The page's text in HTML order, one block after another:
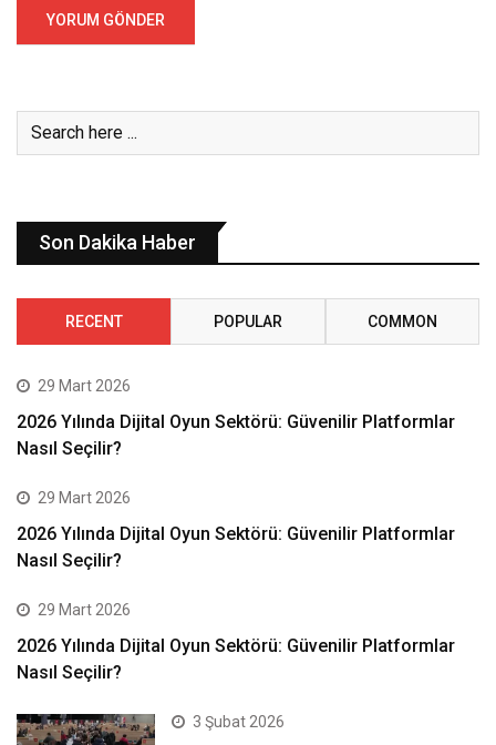
Son Dakika Haber
RECENT POPULAR COMMON
29 Mart 2026
2026 Yılında Dijital Oyun Sektörü: Güvenilir Platformlar
Nasıl Seçilir?
29 Mart 2026
2026 Yılında Dijital Oyun Sektörü: Güvenilir Platformlar
Nasıl Seçilir?
29 Mart 2026
2026 Yılında Dijital Oyun Sektörü: Güvenilir Platformlar
Nasıl Seçilir?
3 Şubat 2026